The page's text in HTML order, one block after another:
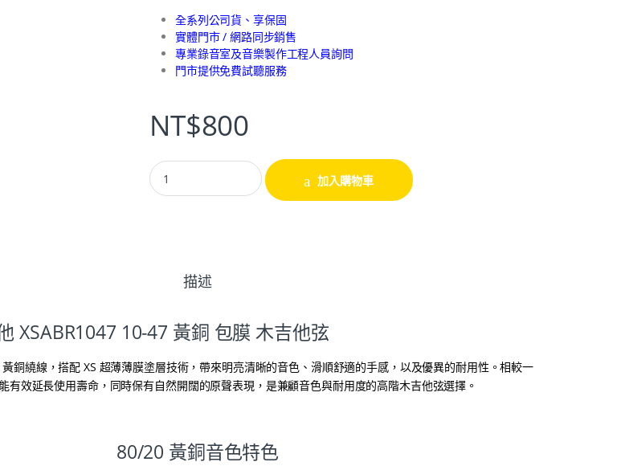
全系列公司貨、享保固
實體門市 / 網路同步銷售
專業錄音室及音樂製作工程人員詢問
門市提供免費試聽服務
NT$800
加入購物車
描述
XSABR1047 10-47 黃銅 包膜 木吉他弦
銅繞線，搭配 XS 超薄薄膜塗層技術，帶來明亮清晰的音色、滑順舒適的手感，以及優異的耐用性。相較一
有效延長使用壽命，同時保有自然開闊的原聲表現，是兼顧音色與耐用度的高階木吉他弦選擇。
80/20 黃銅音色特色